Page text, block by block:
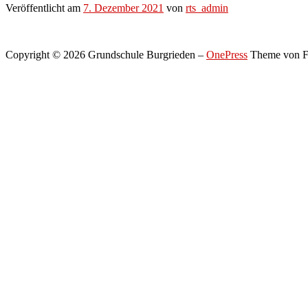
Veröffentlicht am 7. Dezember 2021 von rts_admin
Copyright © 2026 Grundschule Burgrieden – OnePress Theme von